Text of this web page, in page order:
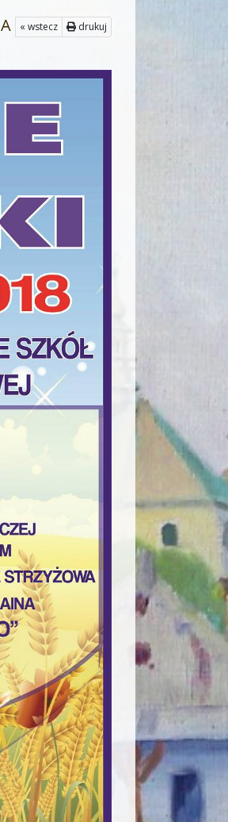
A « wstecz drukuj